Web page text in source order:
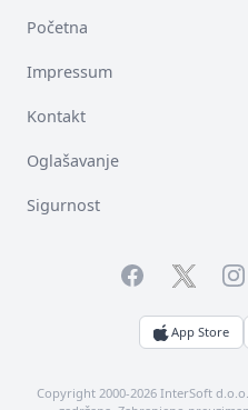
Početna
Impressum
Kontakt
Oglašavanje
Sigurnost
FacebookTwitter
App Store
Copyright 2000-2026 InterSoft